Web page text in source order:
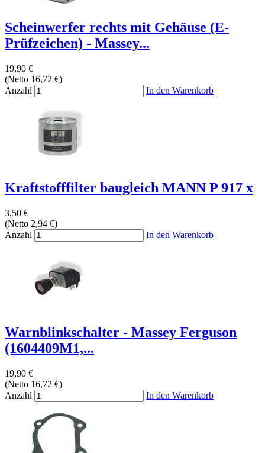
Scheinwerfer rechts mit Gehäuse (E-
Prüfzeichen) - Massey...
19,90 €
(Netto 16,72 €)
Anzahl
In den Warenkorb
Kraftstofffilter baugleich MANN P 917 x
3,50 €
(Netto 2,94 €)
Anzahl
In den Warenkorb
Warnblinkschalter - Massey Ferguson
(1604409M1,...
19,90 €
(Netto 16,72 €)
Anzahl
In den Warenkorb